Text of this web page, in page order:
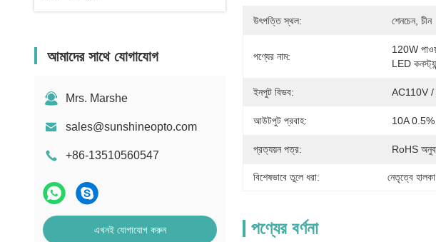
আমাদের সাথে যোগাযোগ
Mrs. Marshe
sales@sunshineopto.com
+86-13510560547
এখনই যোগাযোগ করুন
উৎপত্তি স্থল: শেনচেন, চীন
পণ্যের নাম:
120W
LED
ইনপুট বিভব: AC110V
আউটপুট প্রবাহ: 10A
প্রত্যয়ন পত্র: RoHS
বিশেষভাবে তুলে ধরা: নেতৃত্বে
পণ্যের বর্ণনা